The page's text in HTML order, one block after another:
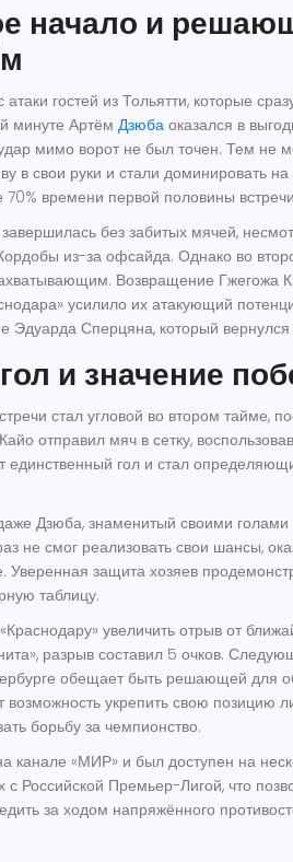
начало и
гостей из Тольятти, которые
минуте Артём Дзюба оказался в
мимо ворот не был точен. Тем не
в свои руки и стали доминировать на
70% времени первой половины
без забитых мячей,
из-за офсайда. Однако во
Возвращение Гжегожа
усилило их атакующий
Эдуарда Сперцяна, который
и значение
стал угловой во втором тайме,
Кайо отправил мяч в сетку,
единственный гол и стал
Дзюба, знаменитый своими голами
не смог реализовать свои шансы,
Уверенная защита хозяев
таблицу.
увеличить отрыв от
разрыв составил 5 очков.
обещает быть решающей для
возможность укрепить свою позицию
борьбу за чемпионство.
канале «МИР» и был доступен на
с Российской Премьер-Лигой, что
за ходом напряжённого